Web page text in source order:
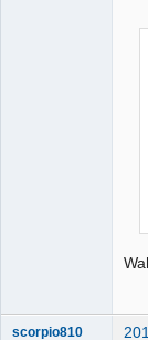
scorpio810